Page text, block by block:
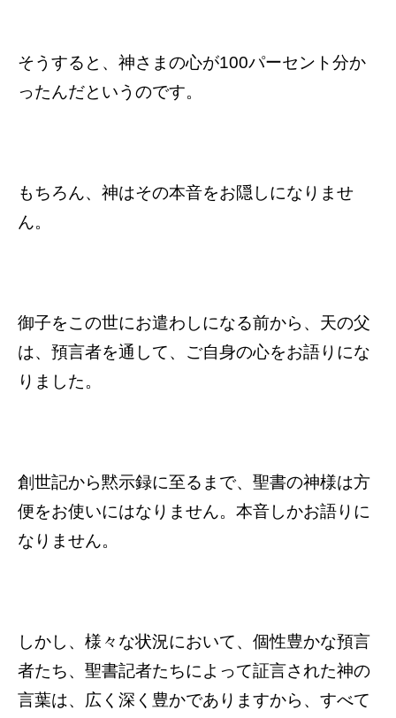
そうすると、神さまの心が100パーセント分か
ったんだというのです。
もちろん、神はその本音をお隠しになりませ
ん。
御子をこの世にお遣わしになる前から、天の父
は、預言者を通して、ご自身の心をお語りにな
りました。
創世記から黙示録に至るまで、聖書の神様は方
便をお使いにはなりません。本音しかお語りに
なりません。
しかし、様々な状況において、個性豊かな預言
者たち、聖書記者たちによって証言された神の
言葉は、広く深く豊かでありますから、すべて